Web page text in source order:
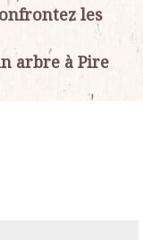
les
arbre à Pire